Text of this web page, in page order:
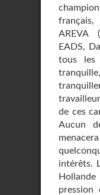
français,
AREVA
EADS,
tous les
de ces
Aucun
intérêts.
pression